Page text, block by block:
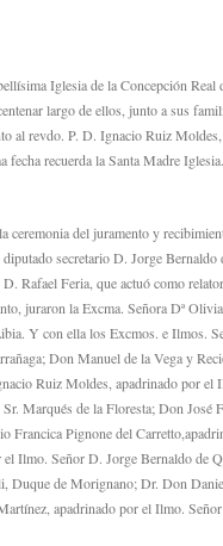
Iglesia de la Concepción Real
largo de ellos, junto a sus
al revdo. P. D. Ignacio Ruiz
fecha recuerda la Santa Madre Iglesia.
ceremonia del juramento y
secretario D. Jorge
Rafael Feria, que actuó como
juraron la Excma. Señora Dª
Y con ella los Excmos. e Ilmos.
Don Manuel de la Vega y
Ruiz Moldes, apadrinado por el
Marqués de la Floresta; Don José
Francica Pignone del
Ilmo. Señor D. Jorge Bernaldo de
Duque de Morignano; Dr. Don
apadrinado por el Ilmo.